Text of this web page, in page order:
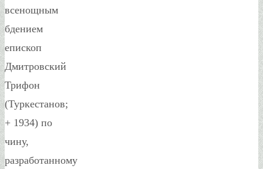
всенощным
бдением
епископ
Дмитровский
Трифон
(Туркестанов;
+ 1934) по
чину,
разработанному